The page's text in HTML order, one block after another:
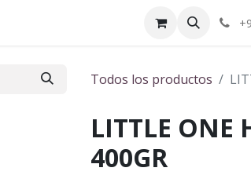
Todos los productos
LITTLE ONE
400GR